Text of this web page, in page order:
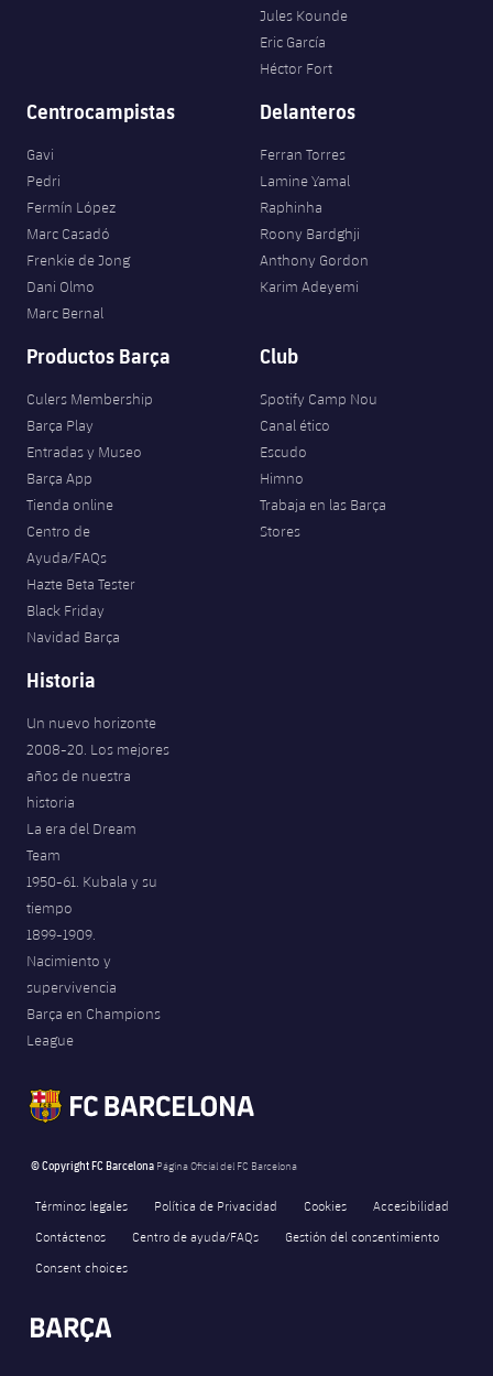
Jules Kounde
Eric García
Héctor Fort
Centrocampistas
Gavi
Pedri
Fermín López
Marc Casadó
Frenkie de Jong
Dani Olmo
Marc Bernal
Delanteros
Ferran Torres
Lamine Yamal
Raphinha
Roony Bardghji
Anthony Gordon
Karim Adeyemi
Productos Barça
Culers Membership
Barça Play
Entradas y Museo
Barça App
Tienda online
Centro de
Ayuda/FAQs
Hazte Beta Tester
Black Friday
Navidad Barça
Club
Spotify Camp Nou
Canal ético
Escudo
Himno
Trabaja en las Barça
Stores
Historia
Un nuevo horizonte
2008-20. Los mejores
años de nuestra
historia
La era del Dream
Team
1950-61. Kubala y su
tiempo
1899-1909.
Nacimiento y
supervivencia
Barça en Champions
League
© Copyright FC Barcelona Página Oficial del FC Barcelona
Términos legales Política de Privacidad Cookies
Accesibilidad
Contáctenos
Centro de ayuda/FAQs
Gestión del consentimiento
Consent choices